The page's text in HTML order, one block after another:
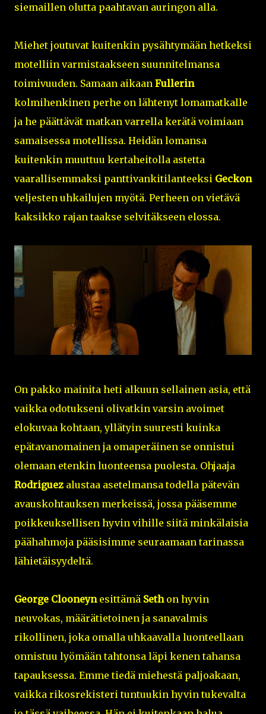
siemaillen olutta paahtavan auringon alla.
Miehet joutuvat kuitenkin pysähtymään hetkeksi
motelliin varmistaakseen suunnitelmansa
toimivuuden. Samaan aikaan Fullerin
kolmihenkinen perhe on lähtenyt lomamatkalle
ja he päättävät matkan varrella kerätä voimiaan
samaisessa motellissa. Heidän lomansa
kuitenkin muuttuu kertaheitolla astetta
vaarallisemmaksi panttivankitilanteeksi Geckon
veljesten uhkailujen myötä. Perheen on vietävä
kaksikko rajan taakse selvitäkseen elossa.
On pakko mainita heti alkuun sellainen asia, että
vaikka odotukseni olivatkin varsin avoimet
elokuvaa kohtaan, yllätyin suuresti kuinka
epätavanomainen ja omaperäinen se onnistui
olemaan etenkin luonteensa puolesta. Ohjaaja
Rodriguez alustaa asetelmansa todella pätevän
avauskohtauksen merkeissä, jossa pääsemme
poikkeuksellisen hyvin vihille siitä minkälaisia
päähahmoja pääsisimme seuraamaan tarinassa
lähietäisyydeltä.
George Clooneyn esittämä Seth on hyvin
neuvokas, määrätietoinen ja sanavalmis
rikollinen, joka omalla uhkaavalla luonteellaan
onnistuu lyömään tahtonsa läpi kenen tahansa
tapauksessa. Emme tiedä miehestä paljoakaan,
vaikka rikosrekisteri tuntuukin hyvin tukevalta